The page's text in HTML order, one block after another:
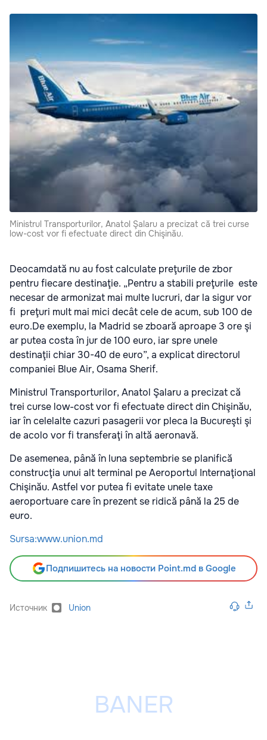
Ministrul Transporturilor, Anatol Şalaru a precizat că trei curse
low-cost vor fi efectuate direct din Chişinău.
Deocamdată nu au fost calculate preţurile de zbor
pentru fiecare destinaţie. „Pentru a stabili preţurile este
necesar de armonizat mai multe lucruri, dar la sigur vor
fi preţuri mult mai mici decât cele de acum, sub 100 de
euro.De exemplu, la Madrid se zboară aproape 3 ore şi
ar putea costa în jur de 100 euro, iar spre unele
destinaţii chiar 30-40 de euro”, a explicat directorul
companiei Blue Air, Osama Sherif.
Ministrul Transporturilor, Anatol Şalaru a precizat că
trei curse low-cost vor fi efectuate direct din Chişinău,
iar în celelalte cazuri pasagerii vor pleca la Bucureşti şi
de acolo vor fi transferaţi în altă aeronavă.
De asemenea, până în luna septembrie se planifică
construcţia unui alt terminal pe Aeroportul Internaţional
Chişinău. Astfel vor putea fi evitate unele taxe
aeroportuare care în prezent se ridică până la 25 de
euro.
Sursa:www.union.md
Подпишитесь на новости Point.md в Google
Источник Union